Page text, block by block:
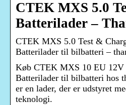
CTEK MXS 5.0
Batterilader –
CTEK MXS 5.0 Test &
Batterilader til bilbatteri –
Køb CTEK MXS 10 EU 12V
Batterilader til bilbatteri hos
er en lader, der er udstyret
teknologi.